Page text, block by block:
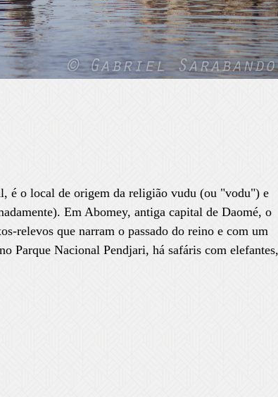
é o local de origem da religião vudu (ou "vodu") e
Em Abomey, antiga capital de Daomé, o
relevos que narram o passado do reino e com um
Parque Nacional Pendjari, há safáris com elefantes,